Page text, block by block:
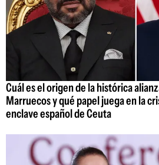
Cuál es el origen de la histórica
Marruecos y qué papel juega en la
enclave español de Ceuta